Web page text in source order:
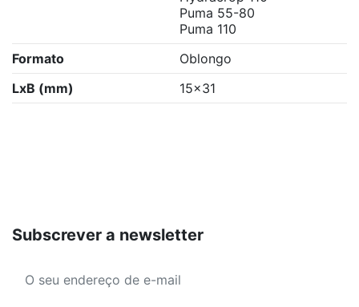
Puma 55-80
Puma 110
Formato
Oblongo
LxB (mm)
15x31
Subscrever a newsletter